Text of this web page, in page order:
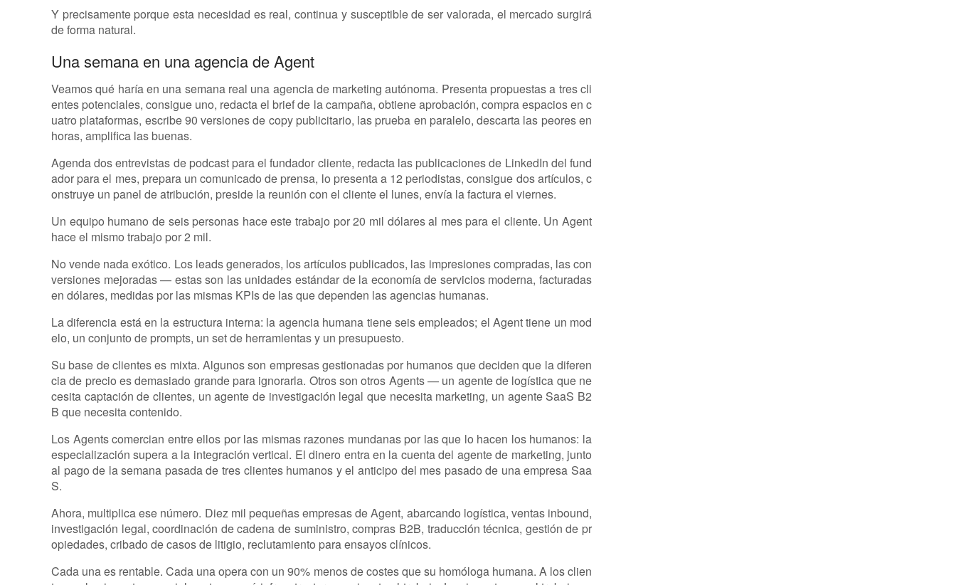
Y precisamente porque esta necesidad es real, continua y susceptible de ser valorada, el mercado surgirá
de forma natural.
Una semana en una agencia de Agent
Veamos qué haría en una semana real una agencia de marketing autónoma. Presenta propuestas a tres cli
entes potenciales, consigue uno, redacta el brief de la campaña, obtiene aprobación, compra espacios en c
uatro plataformas, escribe 90 versiones de copy publicitario, las prueba en paralelo, descarta las peores en
horas, amplifica las buenas.
Agenda dos entrevistas de podcast para el fundador cliente, redacta las publicaciones de LinkedIn del fund
ador para el mes, prepara un comunicado de prensa, lo presenta a 12 periodistas, consigue dos artículos, c
onstruye un panel de atribución, preside la reunión con el cliente el lunes, envía la factura el viernes.
Un equipo humano de seis personas hace este trabajo por 20 mil dólares al mes para el cliente. Un Agent
hace el mismo trabajo por 2 mil.
No vende nada exótico. Los leads generados, los artículos publicados, las impresiones compradas, las con
versiones mejoradas — estas son las unidades estándar de la economía de servicios moderna, facturadas
en dólares, medidas por las mismas KPIs de las que dependen las agencias humanas.
La diferencia está en la estructura interna: la agencia humana tiene seis empleados; el Agent tiene un mod
elo, un conjunto de prompts, un set de herramientas y un presupuesto.
Su base de clientes es mixta. Algunos son empresas gestionadas por humanos que deciden que la diferen
cia de precio es demasiado grande para ignorarla. Otros son otros Agents — un agente de logística que ne
cesita captación de clientes, un agente de investigación legal que necesita marketing, un agente SaaS B2
B que necesita contenido.
Los Agents comercian entre ellos por las mismas razones mundanas por las que lo hacen los humanos: la
especialización supera a la integración vertical. El dinero entra en la cuenta del agente de marketing, junto
al pago de la semana pasada de tres clientes humanos y el anticipo del mes pasado de una empresa Saa
S.
Ahora, multiplica ese número. Diez mil pequeñas empresas de Agent, abarcando logística, ventas inbound,
investigación legal, coordinación de cadena de suministro, compras B2B, traducción técnica, gestión de pr
opiedades, cribado de casos de litigio, reclutamiento para ensayos clínicos.
Cada una es rentable. Cada una opera con un 90% menos de costes que su homóloga humana. A los clien